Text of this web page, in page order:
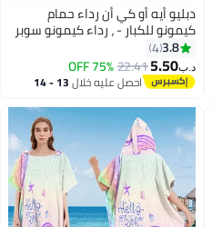
6
دبليو أيه أو كي أن رداء حمام
كيمونو للكبار - ، رداء كيمونو سوبر
امتصاص خفيف ، ملابس منزلية
صديقة للجلد ، فستان ليلي مناسب
لحمام فندق منتجع سبا السباحة ،
جيوب لامعة فاخرة وممتصة ناعمة ،
رداء حمام فندق فاخر وسبا ، جنس
واحد بعد الاستحمام أو السباحة
(رداء حمام ، رداء دش)
3.8
4
د.ب‏5.50
22.41
75% OFF
احصل عليه خلال 13 - 14